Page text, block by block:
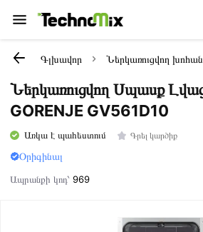
Գլխավոր Ներկառուցվող
Ներկառուցվող Սպասք
GORENJE GV561D10
Առկա է պահեստում Գրել կարծիք
Օրիգինալ
Ապրանքի կոդ՝969